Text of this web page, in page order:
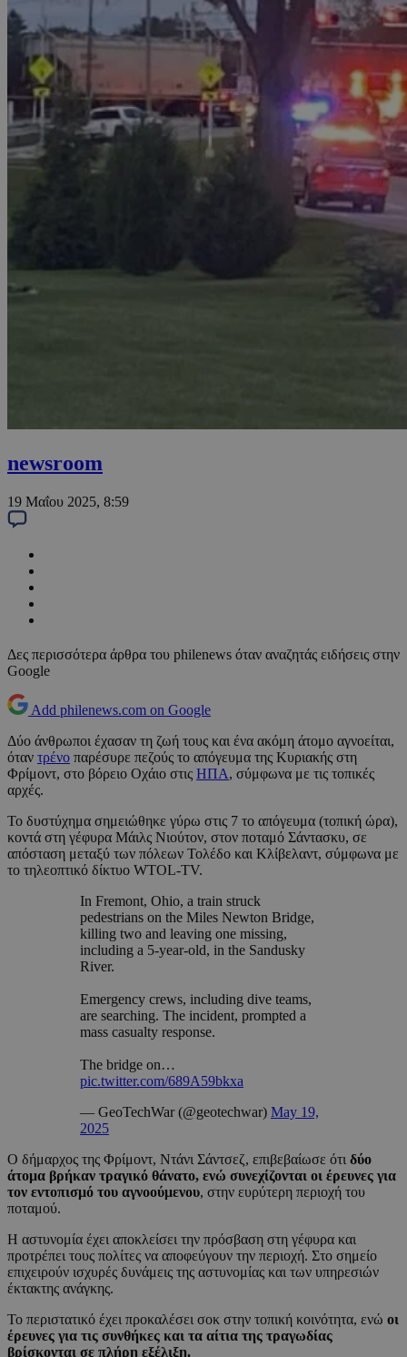
newsroom
19 Μαΐου 2025, 8:59
Δες περισσότερα άρθρα του philenews όταν αναζητάς ειδήσεις στην
Google
Add philenews.com on Google
Δύο άνθρωποι έχασαν τη ζωή τους και ένα ακόμη άτομο αγνοείται,
όταν τρένο παρέσυρε πεζούς το απόγευμα της Κυριακής στη
Φρίμοντ, στο βόρειο Οχάιο στις ΗΠΑ, σύμφωνα με τις τοπικές
αρχές.
Το δυστύχημα σημειώθηκε γύρω στις 7 το απόγευμα (τοπική ώρα),
κοντά στη γέφυρα Μάιλς Νιούτον, στον ποταμό Σάντασκυ, σε
απόσταση μεταξύ των πόλεων Τολέδο και Κλίβελαντ, σύμφωνα με
το τηλεοπτικό δίκτυο WTOL-TV.
In Fremont, Ohio, a train struck
pedestrians on the Miles Newton Bridge,
killing two and leaving one missing,
including a 5-year-old, in the Sandusky
River.
Emergency crews, including dive teams,
are searching. The incident, prompted a
mass casualty response.
The bridge on…
pic.twitter.com/689A59bkxa
— GeoTechWar (@geotechwar) May 19,
2025
Ο δήμαρχος της Φρίμοντ, Ντάνι Σάντσεζ, επιβεβαίωσε ότι δύο
άτομα βρήκαν τραγικό θάνατο, ενώ συνεχίζονται οι έρευνες για
τον εντοπισμό του αγνοούμενου, στην ευρύτερη περιοχή του
ποταμού.
Η αστυνομία έχει αποκλείσει την πρόσβαση στη γέφυρα και
προτρέπει τους πολίτες να αποφεύγουν την περιοχή. Στο σημείο
επιχειρούν ισχυρές δυνάμεις της αστυνομίας και των υπηρεσιών
έκτακτης ανάγκης.
Το περιστατικό έχει προκαλέσει σοκ στην τοπική κοινότητα, ενώ οι
έρευνες για τις συνθήκες και τα αίτια της τραγωδίας
βρίσκονται σε πλήρη εξέλιξη.